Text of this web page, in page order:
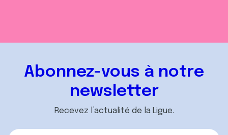
Abonnez-vous à notre
newsletter
Recevez l’actualité de la Ligue.